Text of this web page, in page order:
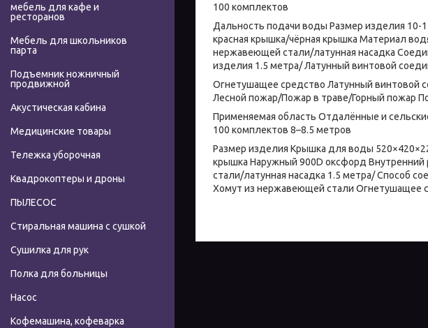
100 комплектов
Дальность подачи воды Размер изделия
красная крышка/чёрная крышка Материал
нержавеющей стали/латунная насадка
изделия 1.5 метра/ Латунный винтовой
Огнетушащее средство Латунный винтовой
Лесной пожар/Пожар в траве/Горный пожар
Применяемая область Отдалённые и
100 комплектов 8–8.5 метров
Размер изделия Крышка для воды
крышка Наружный 900D оксфорд
стали/латунная насадка 1.5 метра/ Способ
Хомут из нержавеющей стали Огнетушащее
мебель для кафе и
ресторанов
Мебель для школьников
парта
Подъемник ножничный
продвижной
Акустическая кабина
Медицинские товары
Тележка уборочная
Квадрокоптеры и дроны
ПЫЛЕСОС
Стиральная машина с сушкой
Сушилка для рук
Полка для больницы
Насос
Кофемашина, кофеварка